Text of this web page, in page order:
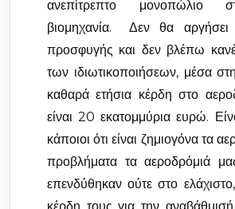
ανεπίτρεπτο μονοπώλιο
βιομηχανία. Δεν θα
προσφυγής και δεν βλέπω
των ιδιωτικοποιήσεων, μέσα
καθαρά ετήσια κέρδη στο
είναι 20 εκατομμύρια ευρώ.
κάποιοι ότι είναι ζημιογόνα τα
προβλήματα τα αεροδρόμιά
επενδύθηκαν ούτε στο